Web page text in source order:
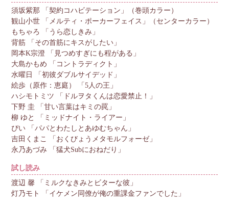
須坂紫那 「契約コハビテーション」（巻頭カラー）
観山小世 「メルティ・ポーカーフェイス」（センターカラー）
もちゃろ 「うら恋しきみ」
背筋 「その首筋にキスがしたい」
岡本K宗澄 「見つめすぎにも程がある」
大島かもめ 「コントラディクト」
水曜日 「初彼ダブルサイデッド」
絵歩（原作：恵庭） 「5人の王」
ハシモトミツ 「ドルヲタくんは恋愛禁止！」
下野 圭 「甘い言葉はキミの罠」
柳 ゆと 「ミッドナイト・ライアー」
ぴい 「パパとわたしとあゆむちゃん」
吉田くまこ 「おくびょうメタモルフォーゼ」
永乃あづみ 「猛犬Subにおねだり」
試し読み
渡辺 馨 「ミルクなきみとビターな彼」
灯乃モト 「イケメン同僚が俺の重課金ファンでした」